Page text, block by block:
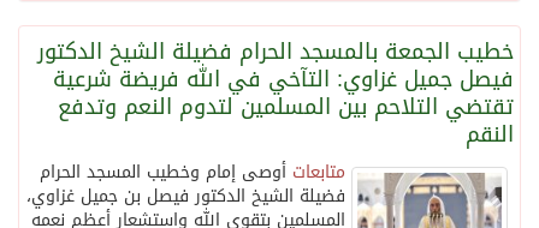
‏خطيب الجمعة بالمسجد الحرام فضيلة الشيخ الدكتور
فيصل جميل غزاوي: التآخي في الله فريضة شرعية
تقتضي التلاحم بين المسلمين لتدوم النعم وتدفع
النقم
متابعات أوصى إمام وخطيب المسجد الحرام
فضيلة الشيخ الدكتور فيصل بن جميل غزاوي،
المسلمين بتقوى الله واستشعار أعظم نعمه